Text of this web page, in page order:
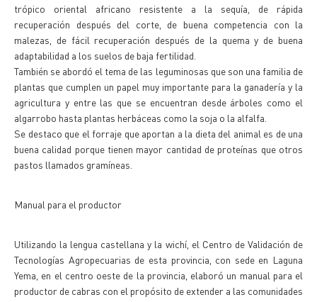
trópico oriental africano resistente a la sequía, de rápida
recuperación después del corte, de buena competencia con la
malezas, de fácil recuperación después de la quema y de buena
adaptabilidad a los suelos de baja fertilidad.
También se abordó el tema de las leguminosas que son una familia de
plantas que cumplen un papel muy importante para la ganadería y la
agricultura y entre las que se encuentran desde árboles como el
algarrobo hasta plantas herbáceas como la soja o la alfalfa.
Se destaco que el forraje que aportan a la dieta del animal es de una
buena calidad porque tienen mayor cantidad de proteínas que otros
pastos llamados gramíneas.
Manual para el productor
Utilizando la lengua castellana y la wichí, el Centro de Validación de
Tecnologías Agropecuarias de esta provincia, con sede en Laguna
Yema, en el centro oeste de la provincia, elaboró un manual para el
productor de cabras con el propósito de extender a las comunidades